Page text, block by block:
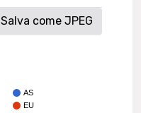
Salva come JPEG
AS
EU